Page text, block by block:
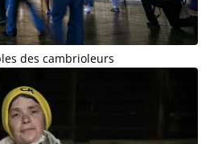
des cambrioleurs